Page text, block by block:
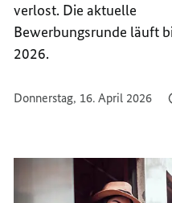
verlost. Die aktuelle
Bewerbungsrunde läuft
2026.
Donnerstag, 16. April 2026